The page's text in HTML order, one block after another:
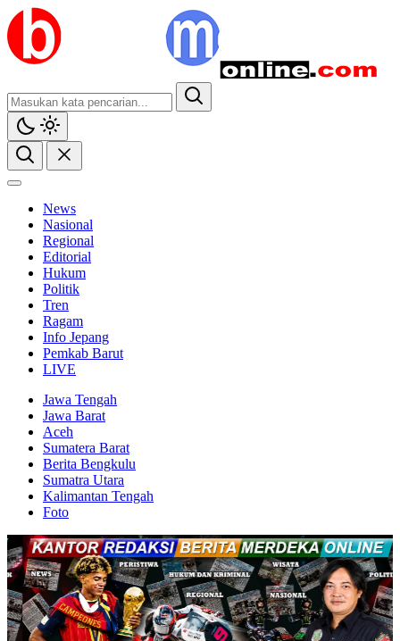
News
Nasional
Regional
Editorial
Hukum
Politik
Tren
Ragam
Info Jepang
Pemkab Barut
LIVE
Jawa Tengah
Jawa Barat
Aceh
Sumatera Barat
Berita Bengkulu
Sumatra Utara
Kalimantan Tengah
Foto